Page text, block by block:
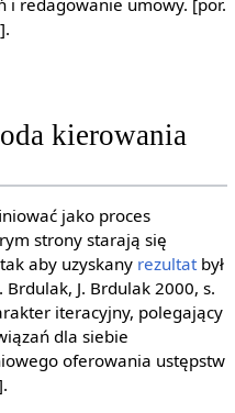
kierowania
jako proces
strony starają się
aby uzyskany rezultatbył
J. Brdulak 2000, s.
iteracyjny, polegający
dla siebie
oferowania ustępstw